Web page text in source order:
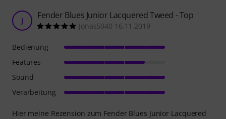
J Fender Blues Junior Lacquered Tweed - Top
Jonas5040 16.11.2019
Hier meine Rezension zum Fender Blues Junior Lacquered
Bedienung
Features
Sound
Verarbeitung